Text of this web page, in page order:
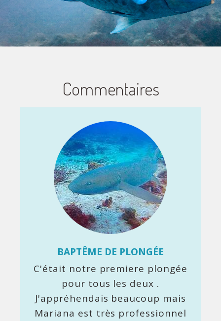
Commentaires
BAPTÊME DE PLONGÉE
C'était notre premiere plongée
pour tous les deux .
J'appréhendais beaucoup mais
Mariana est très professionnel